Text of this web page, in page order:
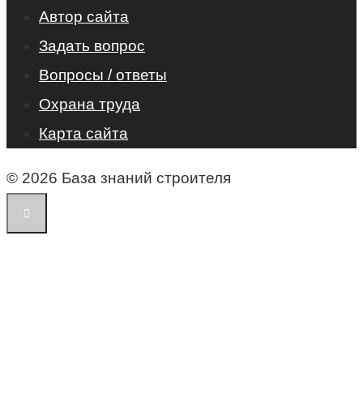
Автор сайта
Задать вопрос
Вопросы / ответы
Охрана труда
Карта сайта
© 2026 База знаний строителя